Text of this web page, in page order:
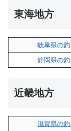
東海地方
岐阜県の
静岡県の
近畿地方
滋賀県の